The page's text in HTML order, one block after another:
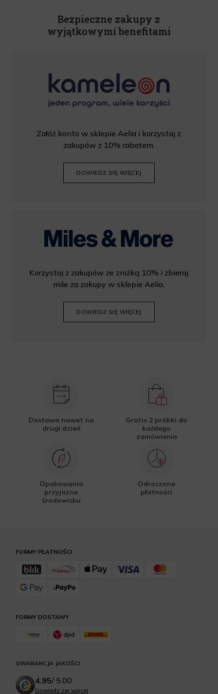
Bezpieczne zakupy z
wyjątkowymi benefitami
Załóż konto w sklepie Aelia i korzystaj z
zakupów z 10% rabatem.
DOWIEDZ SIĘ WIĘCEJ
Korzystaj z zakupów ze zniżką 10% i zbieraj
mile za zakupy w sklepie Aelia.
DOWIEDZ SIĘ WIĘCEJ
Dostawa nawet na
drugi dzień
Gratis 2 próbki do
każdego
zamówienia
Opakowania
przyjazne
środowisku
Odroczone
płatności
FORMY DOSTAWY
FORMY PŁATNOŚCI
GWARANCJA JAKOŚCI
4.95/ 5.00
Dowiedz się więcej